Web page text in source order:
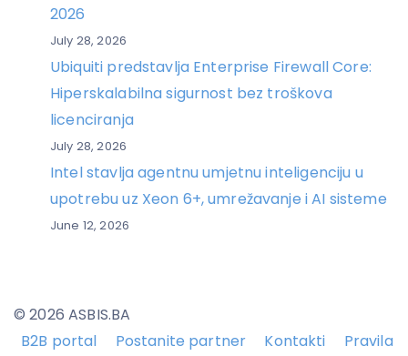
2026
July 28, 2026
Ubiquiti predstavlja Enterprise Firewall Core:
Hiperskalabilna sigurnost bez troškova
licenciranja
July 28, 2026
Intel stavlja agentnu umjetnu inteligenciju u
upotrebu uz Xeon 6+, umrežavanje i AI sisteme
June 12, 2026
© 2026 ASBIS.BA
B2B portal
Postanite partner Kontakti Pravila